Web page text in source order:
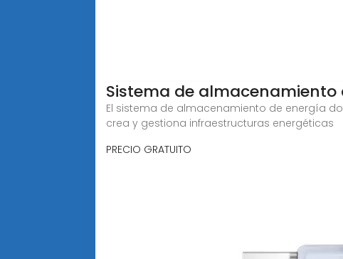
Sistema de almacenamiento
El sistema de almacenamiento de energía
crea y gestiona infraestructuras energéticas
PRECIO GRATUITO